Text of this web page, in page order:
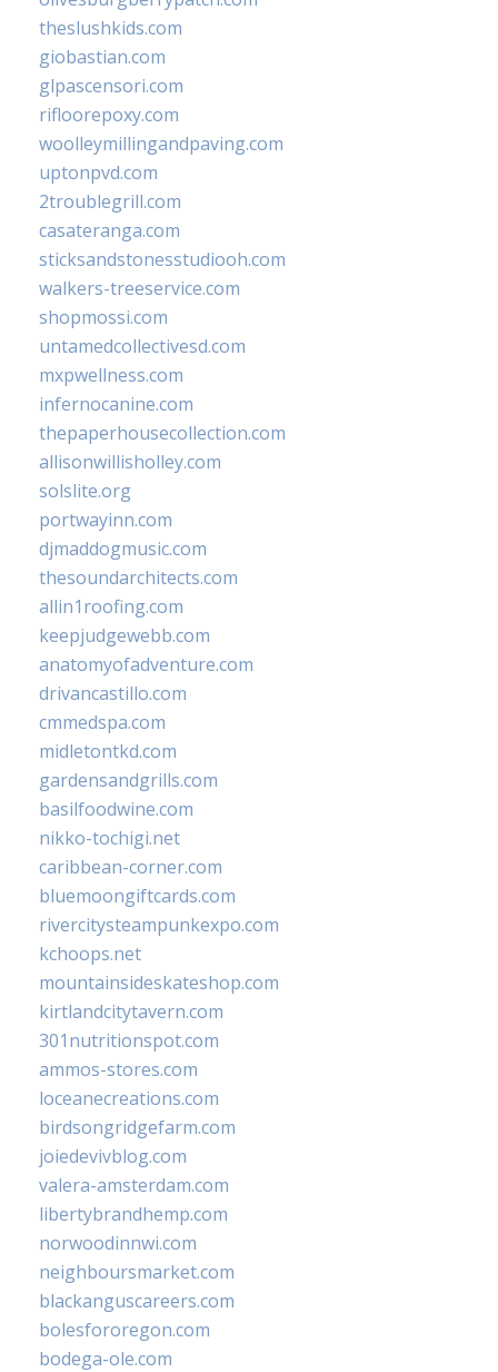
theslushkids.com
giobastian.com
glpascensori.com
rifloorepoxy.com
woolleymillingandpaving.com
uptonpvd.com
2troublegrill.com
casateranga.com
sticksandstonesstudiooh.com
walkers-treeservice.com
shopmossi.com
untamedcollectivesd.com
mxpwellness.com
infernocanine.com
thepaperhousecollection.com
allisonwillisholley.com
solslite.org
portwayinn.com
djmaddogmusic.com
thesoundarchitects.com
allin1roofing.com
keepjudgewebb.com
anatomyofadventure.com
drivancastillo.com
cmmedspa.com
midletontkd.com
gardensandgrills.com
basilfoodwine.com
nikko-tochigi.net
caribbean-corner.com
bluemoongiftcards.com
rivercitysteampunkexpo.com
kchoops.net
mountainsideskateshop.com
kirtlandcitytavern.com
301nutritionspot.com
ammos-stores.com
loceanecreations.com
birdsongridgefarm.com
joiedevivblog.com
valera-amsterdam.com
libertybrandhemp.com
norwoodinnwi.com
neighboursmarket.com
blackanguscareers.com
bolesfororegon.com
bodega-ole.com